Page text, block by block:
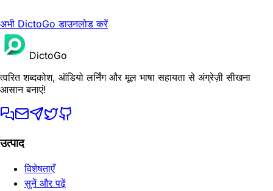
अभी DictoGo डाउनलोड करें
DictoGo
त्वरित शब्दकोश, ऑडियो लर्निंग और मूल भाषा सहायता से अंग्रेज़ी सीखना
आसान बनाएं!
उत्पाद
विशेषताएँ
सुनें और पढ़ें